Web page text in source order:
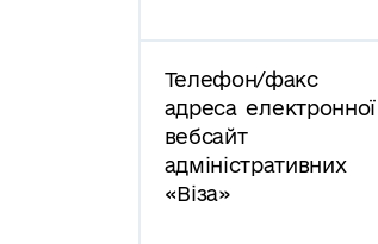
Телефон/факс
адреса
вебсайт
«Віза»